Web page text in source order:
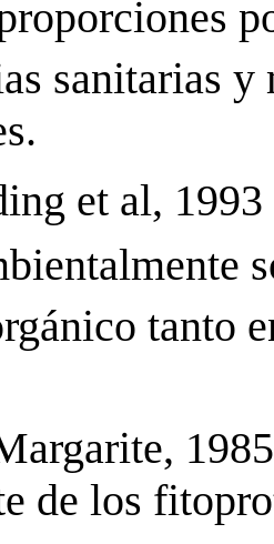
sanitarias
et al,
tanto
de los